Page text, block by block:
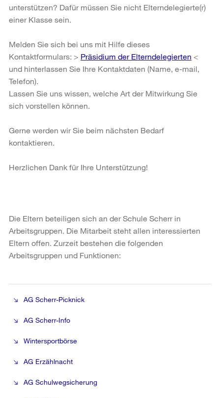
unterstützen? Dafür müssen Sie nicht Elterndelegierte(r)
einer Klasse sein.
Melden Sie sich bei uns mit Hilfe dieses
Kontaktformulars: > Präsidium der Elterndelegierten <
und hinterlassen Sie Ihre Kontaktdaten (Name, e-mail,
Telefon).
Lassen Sie uns wissen, welche Art der Mitwirkung Sie
sich vorstellen können.
Gerne werden wir Sie beim nächsten Bedarf
kontaktieren.
Herzlichen Dank für Ihre Unterstützung!
Die Eltern beteiligen sich an der Schule Scherr in
Arbeitsgruppen. Die Mitarbeit steht allen interessierten
Eltern offen. Zurzeit bestehen die folgenden
Arbeitsgruppen und Funktionen:
AG Scherr-Picknick
AG Scherr-Info
Wintersportbörse
AG Erzählnacht
AG Schulwegsicherung